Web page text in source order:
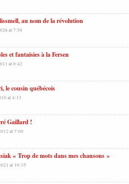
au nom de la révolution
at 7:58
et fantaisies à la Fersen
at 9:42
le cousin québécois
at 4:13
Gaillard !
at 7:00
« Trop de mots dans mes chansons »
at 10:35